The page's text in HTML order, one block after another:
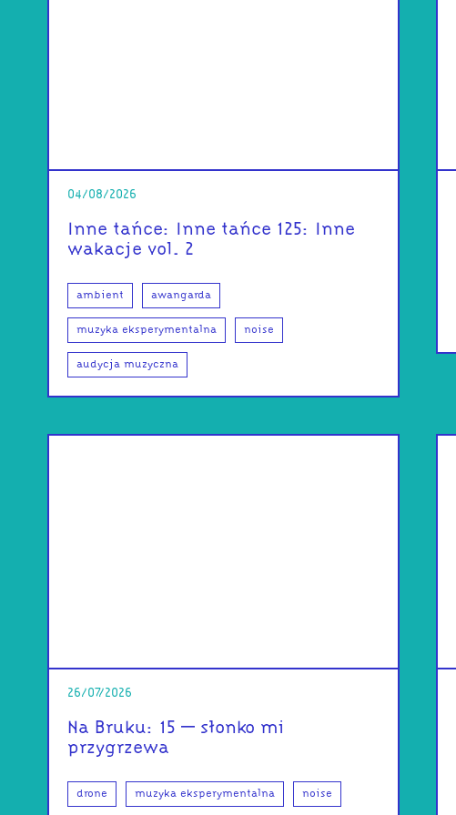
04/08/2026
Inne tańce: Inne tańce 125: Inne
wakacje vol. 2
ambient awangarda
muzyka eksperymentalna noise
audycja muzyczna
26/07/2026
Na Bruku: 15 – słonko mi
przygrzewa
drone muzyka eksperymentalna noise